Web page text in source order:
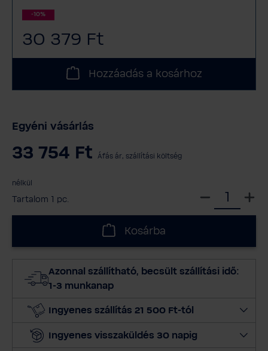
-10%
30 379 Ft
Hozzáadás a kosárhoz
Egyéni vásárlás
33 754 Ft Áfás ár, szállítási költség
nélkül
Tartalom 1 pc.
s
e
n
Kosárba
Azonnal szállítható, becsült szállítási idő:
1-3 munkanap
Ingyenes szállítás 21 500 Ft-tól
Ingyenes visszaküldés 30 napig